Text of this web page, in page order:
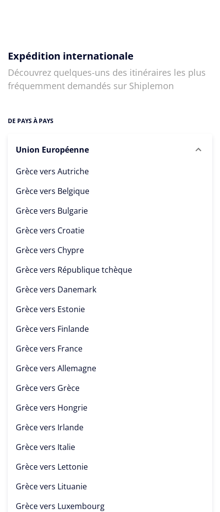
Expédition internationale
Découvrez quelques-uns des itinéraires les plus
fréquemment demandés sur Shiplemon
DE PAYS À PAYS
Union Européenne
Grèce vers Autriche
Grèce vers Belgique
Grèce vers Bulgarie
Grèce vers Croatie
Grèce vers Chypre
Grèce vers République tchèque
Grèce vers Danemark
Grèce vers Estonie
Grèce vers Finlande
Grèce vers France
Grèce vers Allemagne
Grèce vers Grèce
Grèce vers Hongrie
Grèce vers Irlande
Grèce vers Italie
Grèce vers Lettonie
Grèce vers Lituanie
Grèce vers Luxembourg